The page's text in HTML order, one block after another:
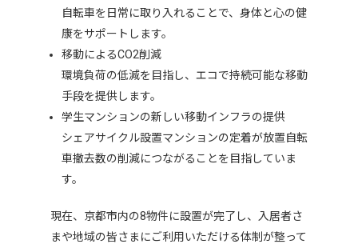
自転車を日常に取り入れることで、身体と心の健
康をサポートします。
移動によるCO2削減
環境負荷の低減を目指し、エコで持続可能な移動
手段を提供します。
学生マンションの新しい移動インフラの提供
シェアサイクル設置マンションの定着が放置自転
車撤去数の削減につながることを目指していま
す。
現在、京都市内の8物件に設置が完了し、入居者さ
まや地域の皆さまにご利用いただける体制が整って